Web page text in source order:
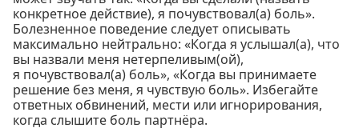
конкретное действие), я почувствовал(а) боль».
Болезненное поведение следует описывать
максимально нейтрально: «Когда я услышал(а), что
вы назвали меня нетерпеливым(ой),
я почувствовал(а) боль», «Когда вы принимаете
решение без меня, я чувствую боль». Избегайте
ответных обвинений, мести или игнорирования,
когда слышите боль партнёра.